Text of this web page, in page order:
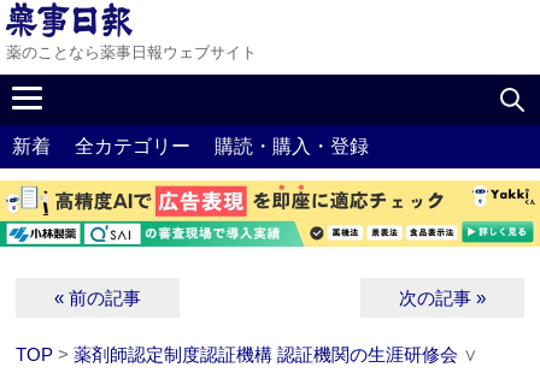
薬のことなら薬事日報ウェブサイト
新着 全カテゴリー 購読・購入・登録
« 前の記事 次の記事 »
TOP >薬剤師認定制度認証機構 認証機関の生涯研修会 ∨